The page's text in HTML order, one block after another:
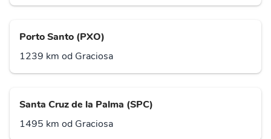
Porto Santo (PXO)
1239 km od Graciosa
Santa Cruz de la Palma (SPC)
1495 km od Graciosa